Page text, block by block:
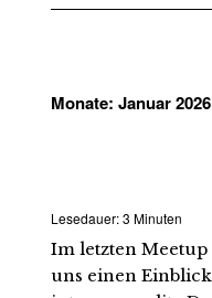
Monate: Januar 2026
Lesedauer:3 Minuten
Im letzten
uns einen